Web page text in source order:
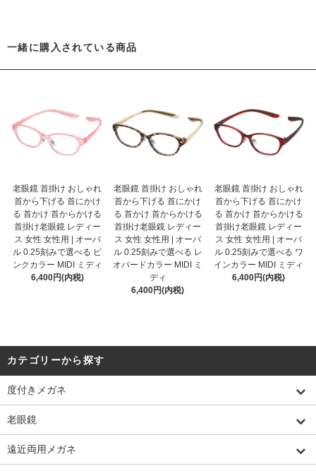
一緒に購入されている商品
老眼鏡 首掛け おしゃれ
首から下げる 首にかけ
る 首かけ 首からかける
首掛け老眼鏡 レディー
ス 女性 女性用 | オーバ
ル 0.25刻みで選べる ピ
ンクカラー MIDI ミディ
6,400円(内税)
老眼鏡 首掛け おしゃれ
首から下げる 首にかけ
る 首かけ 首からかける
首掛け老眼鏡 レディー
ス 女性 女性用 | オーバ
ル 0.25刻みで選べる レ
オパードカラー MIDI ミ
ディ
6,400円(内税)
老眼鏡 首掛け おしゃれ
首から下げる 首にかけ
る 首かけ 首からかける
首掛け老眼鏡 レディー
ス 女性 女性用 | オーバ
ル 0.25刻みで選べる ワ
インカラー MIDI ミディ
6,400円(内税)
カテゴリーから探す
度付きメガネ
老眼鏡
遠近両用メガネ